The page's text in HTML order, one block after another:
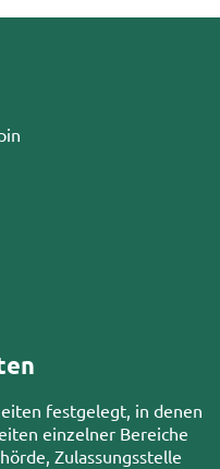
festgelegt, in denen
einzelner Bereiche
Zulassungsstelle